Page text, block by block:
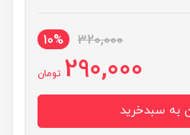
320,000
10%
290,000 تومان